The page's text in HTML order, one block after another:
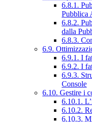
6.8.1.
Pubblica
6.8.2.
dalla
6.8.3.
6.9.
6.9.1. I
6.9.2. I
6.9.3.
Console
6.10. Gestire i
6.10.1.
6.10.2.
6.10.3.